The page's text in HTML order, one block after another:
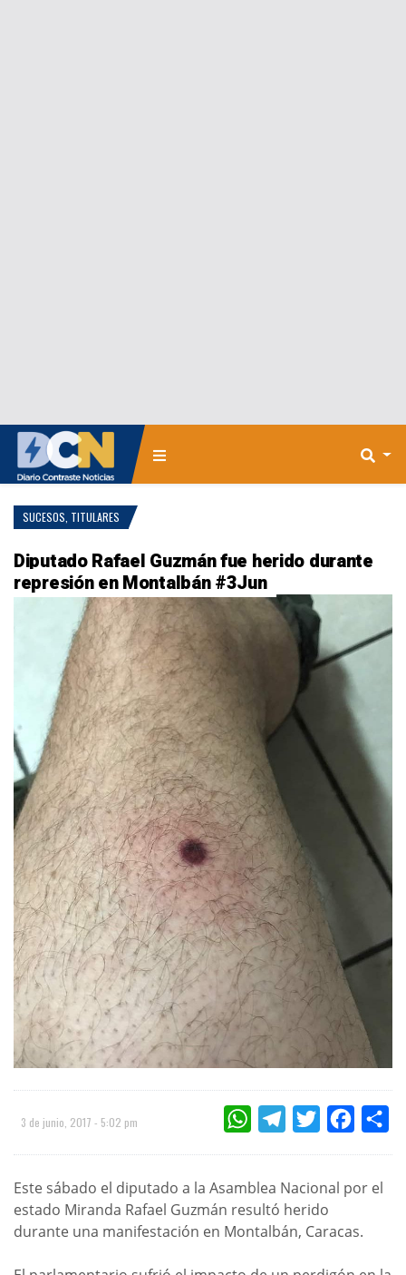
SUCESOS TITULARES
Diputado Rafael Guzmán fue herido durante
represión en Montalbán #3Jun
3 de junio, 2017 - 5:02 pm WHATSAPPTELEGRAMTWITTER
Este sábado el diputado a la Asamblea Nacional por el
estado Miranda Rafael Guzmán resultó herido
durante una manifestación en Montalbán, Caracas.